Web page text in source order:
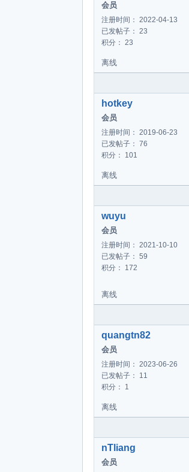
会员
注册时间： 2022-04-13
已发帖子： 23
积分： 23
离线
hotkey
会员
注册时间： 2019-06-23
已发帖子： 76
积分： 101
离线
wuyu
会员
注册时间： 2021-10-10
已发帖子： 59
积分： 172
离线
quangtn82
会员
注册时间： 2023-06-26
已发帖子： 11
积分： 1
离线
nTliang
会员